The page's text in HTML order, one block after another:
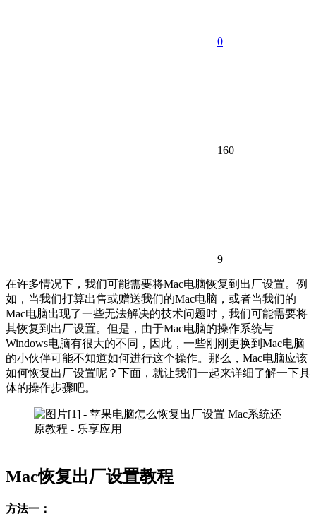
0
160
9
在许多情况下，我们可能需要将Mac电脑恢复到出厂设置。例
如，当我们打算出售或赠送我们的Mac电脑，或者当我们的
Mac电脑出现了一些无法解决的技术问题时，我们可能需要将
其恢复到出厂设置。但是，由于Mac电脑的操作系统与
Windows电脑有很大的不同，因此，一些刚刚更换到Mac电脑
的小伙伴可能不知道如何进行这个操作。那么，Mac电脑应该
如何恢复出厂设置呢？下面，就让我们一起来详细了解一下具
体的操作步骤吧。
Mac恢复出厂设置教程
方法一：